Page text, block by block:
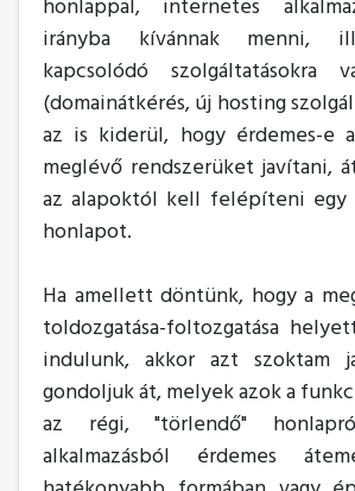
honlappal, internetes
irányba kívánnak menni,
kapcsolódó szolgáltatásokra
(domainátkérés, új hosting
az is kiderül, hogy érdemes-e
meglévő rendszerüket javítani,
az alapoktól kell felépíteni egy
honlapot.
Ha amellett döntünk, hogy a
toldozgatása-foltozgatása
indulunk, akkor azt szoktam
gondoljuk át, melyek azok a
az régi, "törlendő"
alkalmazásból érdemes